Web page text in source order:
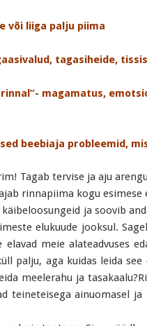
või liiga palju piima
tagasiheide,
magamatus,
beebiaja probleemid,
Tagab tervise ja aju
rinnapiima kogu
ja soovib
elukuude jooksul.
elavad meie alateadvuses
palju, aga kuidas leida
meelerahu ja
teineteisega ainuomasel